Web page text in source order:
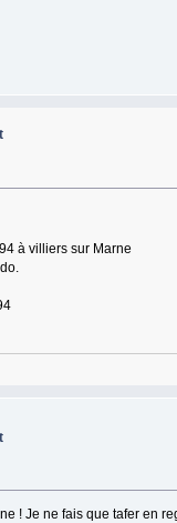
à villiers sur Marne
! Je ne fais que tafer en